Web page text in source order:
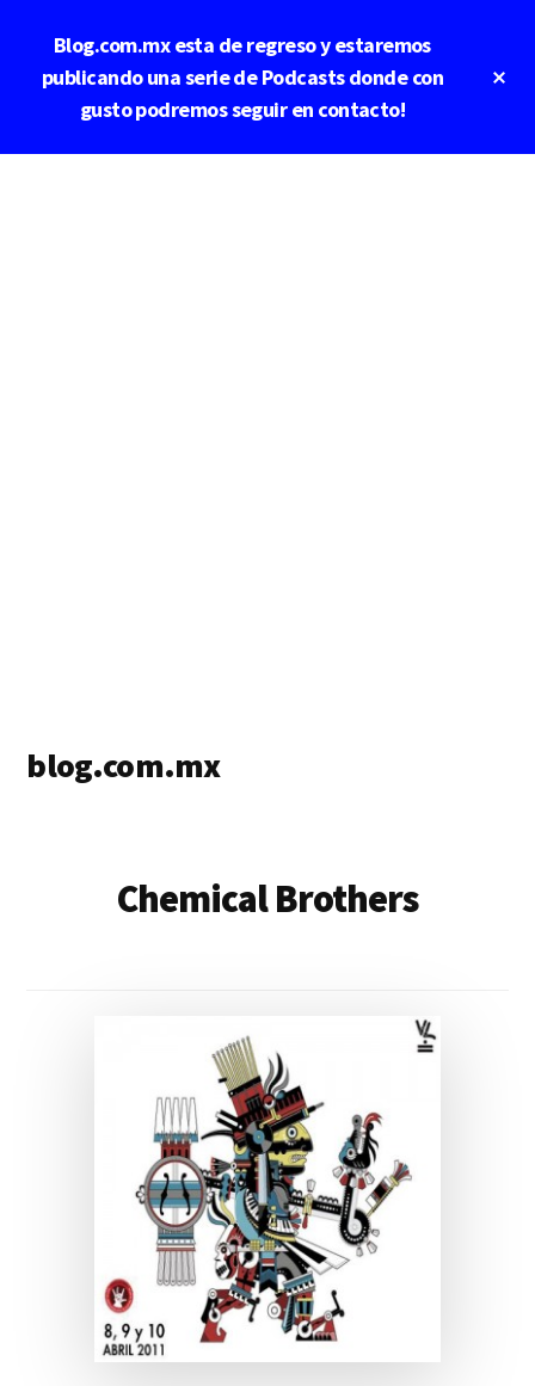
contenido
Blog.com.mx esta de regreso y estaremos
publicando una serie de Podcasts donde con
gusto podremos seguir en contacto!
blog.com.mx
Chemical Brothers